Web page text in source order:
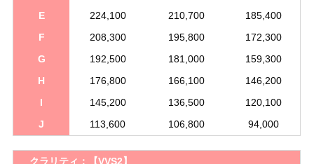
E
224,100 210,700
185,400
F
208,300 195,800
172,300
G
192,500 181,000
159,300
H
176,800 166,100
146,200
I
145,200 136,500
120,100
J
113,600 106,800 94,000
クラリティ： 【VVS2】